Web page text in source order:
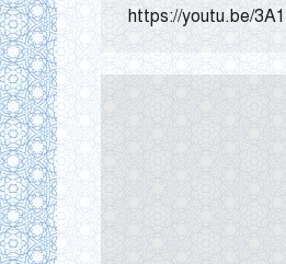
https://youtu.be/